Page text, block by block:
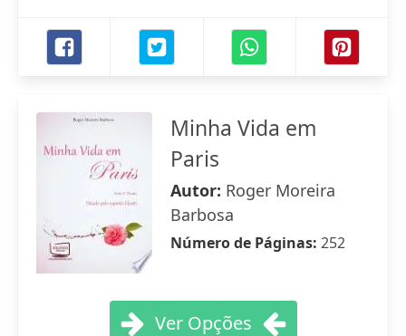
Minha Vida em
Paris
Autor: Roger Moreira
Barbosa
Número de Páginas: 252
Ver Opções